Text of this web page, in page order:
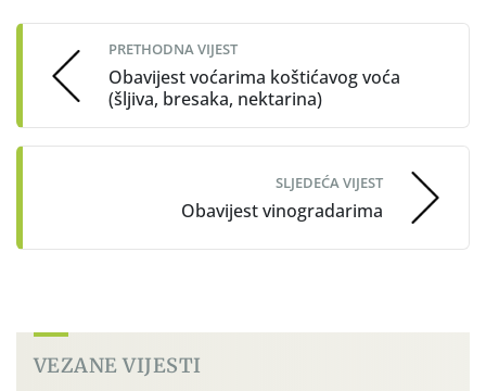
navigation
PRETHODNA VIJEST
Obavijest voćarima koštićavog voća
(šljiva, bresaka, nektarina)
SLJEDEĆA VIJEST
Obavijest vinogradarima
VEZANE VIJESTI